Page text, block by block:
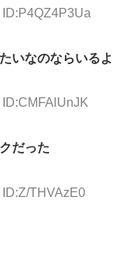
いなのならいるよ
だった
THVAzE0